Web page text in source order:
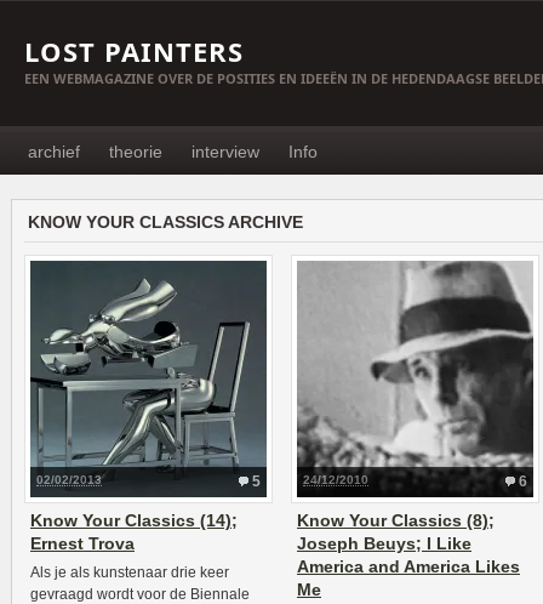
LOST PAINTERS
EEN WEBMAGAZINE OVER DE POSITIES EN IDEEËN IN DE HEDENDAAGSE
archief theorie interview Info
KNOW YOUR CLASSICS ARCHIVE
5
02/02/2013
Know Your Classics (14);
Ernest Trova
Als je als kunstenaar drie keer
gevraagd wordt voor de Biennale
6
24/12/2010
Know Your Classics (8);
Joseph Beuys; I Like
America and America Likes
Me